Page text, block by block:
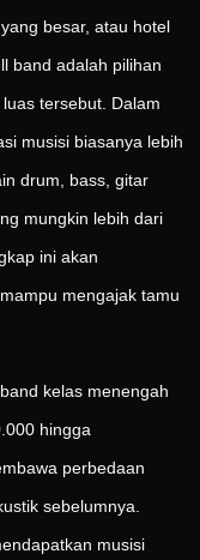
besar, atau hotel
band adalah pilihan
tersebut. Dalam
musisi biasanya lebih
drum, bass, gitar
mungkin lebih dari
ini akan
mengajak tamu
kelas menengah
hingga
perbedaan
sebelumnya.
musisi